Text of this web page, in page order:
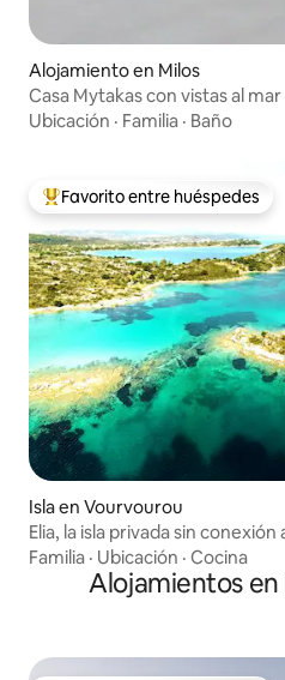
Alojamiento en Milos
Casa Mytakas con vistas al mar
Ubicación · Familia · Baño
Favorito entre los huéspedes
Favorito entre huéspedes
Isla en Vourvourou
Elia, la isla privada sin conexión
Familia · Ubicación · Cocina
Alojamientos en